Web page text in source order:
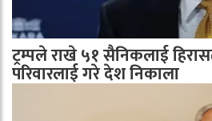
ट्रम्पले राखे ५१ सैनिकलाई
परिवारलाई गरे देश निकाला